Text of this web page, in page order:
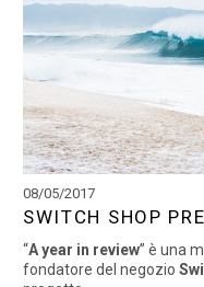
08/05/2017
SWITCH SHOP
“A year in review” è una
fondatore del negozio